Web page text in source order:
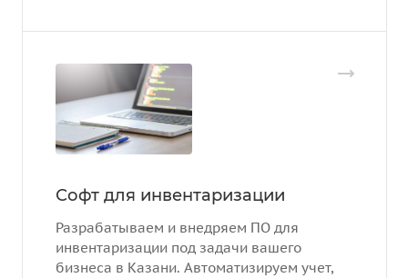
Софт для инвентаризации
Разрабатываем и внедряем ПО для
инвентаризации под задачи вашего
бизнеса в Казани. Автоматизируем учет,